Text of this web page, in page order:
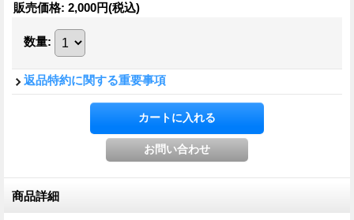
販売価格: 2,000円(税込)
数量:
返品特約に関する重要事項
商品詳細